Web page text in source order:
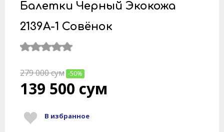
Балетки Черный Экокожа
2139A-1 Совёнок
279 000сум -50%
139 500 сум
В избранное